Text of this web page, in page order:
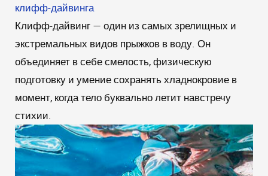
клифф-дайвинга
Клифф-дайвинг — один из самых зрелищных и
экстремальных видов прыжков в воду. Он
объединяет в себе смелость, физическую
подготовку и умение сохранять хладнокровие в
момент, когда тело буквально летит навстречу
стихии.